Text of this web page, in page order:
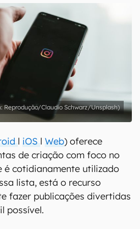
Reprodução/Claudio Schwarz/Unsplash)
l iOS l Web) oferece
de criação com foco no
é cotidianamente utilizado
lista, está o recurso
fazer publicações divertidas
possível.